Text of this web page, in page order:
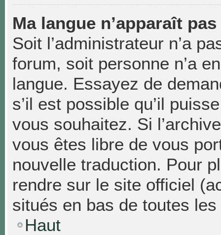
Ma langue n’apparaît
Soit l’administrateur n’a
forum, soit personne n’a
langue. Essayez de
s’il est possible qu’il
vous souhaitez. Si
vous êtes libre de vous
nouvelle traduction. Pour
rendre sur le site officiel
situés en bas de toutes
Haut